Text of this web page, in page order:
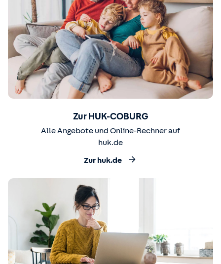
Zur HUK-COBURG
Alle Angebote und Online-Rechner auf
huk.de
Zur huk.de